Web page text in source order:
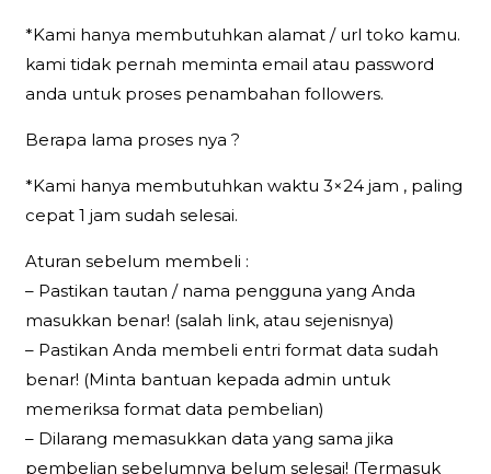
*Kami hanya membutuhkan alamat / url toko kamu.
kami tidak pernah meminta email atau password
anda untuk proses penambahan followers.
Berapa lama proses nya ?
*Kami hanya membutuhkan waktu 3×24 jam , paling
cepat 1 jam sudah selesai.
Aturan sebelum membeli :
– Pastikan tautan / nama pengguna yang Anda
masukkan benar! (salah link, atau sejenisnya)
– Pastikan Anda membeli entri format data sudah
benar! (Minta bantuan kepada admin untuk
memeriksa format data pembelian)
– Dilarang memasukkan data yang sama jika
pembelian sebelumnya belum selesai! (Termasuk